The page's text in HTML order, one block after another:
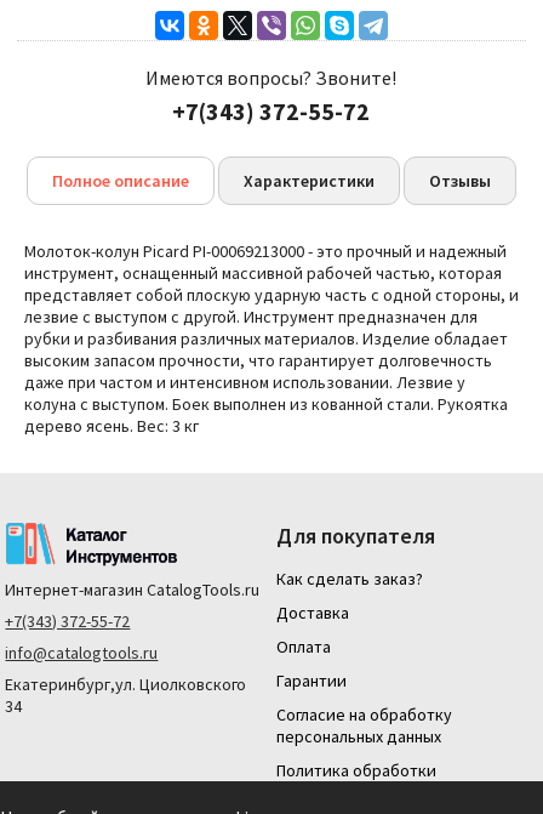
Имеются вопросы? Звоните!
+7(343) 372-55-72
Полное описание Характеристики Отзывы
Молоток-колун Picard PI-00069213000 -это прочный и надежный
инструмент, оснащенный массивной рабочей частью, которая
представляет собой плоскую ударную часть с одной стороны, и
лезвие с выступом с другой. Инструмент предназначен для
рубки и разбивания различных материалов. Изделие обладает
высоким запасом прочности, что гарантирует долговечность
даже при частом и интенсивном использовании. Лезвие у
колуна с выступом. Боек выполнен из кованной стали. Рукоятка
дерево ясень. Вес: 3 кг
Интернет-магазин CatalogTools.ru
+7(343) 372-55-72
info@catalogtools.ru
Екатеринбург,ул. Циолковского
34
Для покупателя
Как сделать заказ?
Доставка
Оплата
Гарантии
Согласие на обработку
персональных данных
Политика обработки